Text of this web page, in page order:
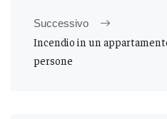
Successivo
Incendio in un
persone